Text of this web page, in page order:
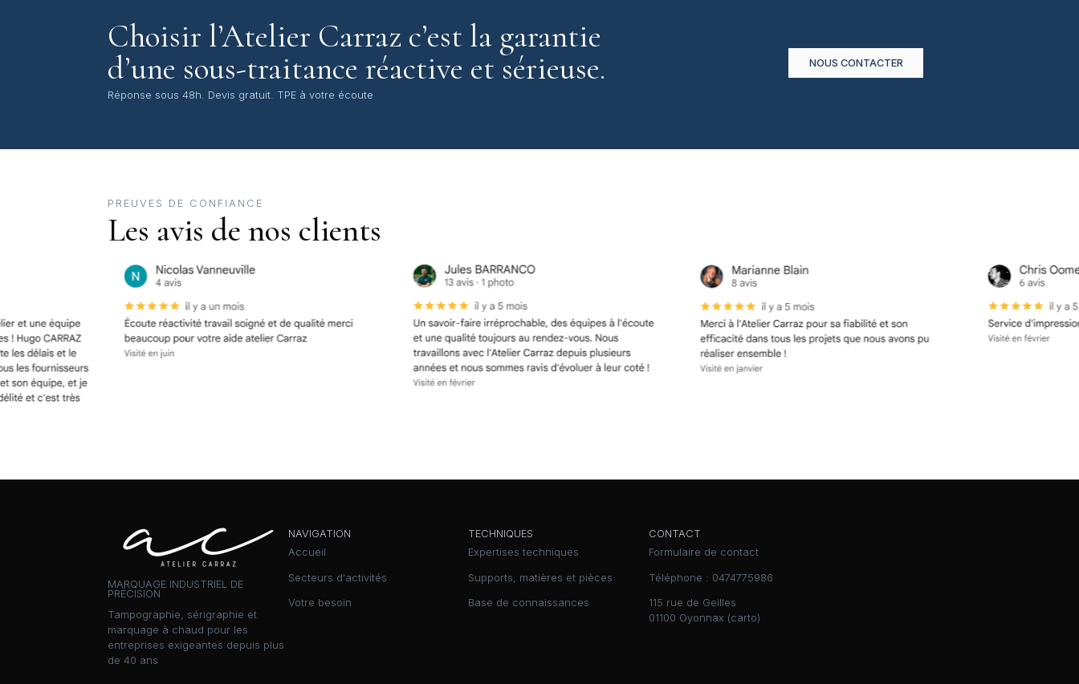
Choisir l’Atelier Carraz c’est la garantie
d’une sous-traitance réactive et sérieuse.
Réponse sous 48h. Devis gratuit. TPE à votre écoute
NOUS CONTACTER
PREUVES DE CONFIANCE
Les avis de nos clients
MARQUAGE INDUSTRIEL DE
PRÉCISION
Tampographie, sérigraphie et
marquage à chaud pour les
entreprises exigeantes depuis plus
de 40 ans
NAVIGATION
Accueil
Secteurs d'activités
Votre besoin
TECHNIQUES
Expertises techniques
Supports, matières et pièces
Base de connaissances
CONTACT
Formulaire de contact
Téléphone : 0474775986
115 rue de Geilles
01100 Oyonnax (carto)